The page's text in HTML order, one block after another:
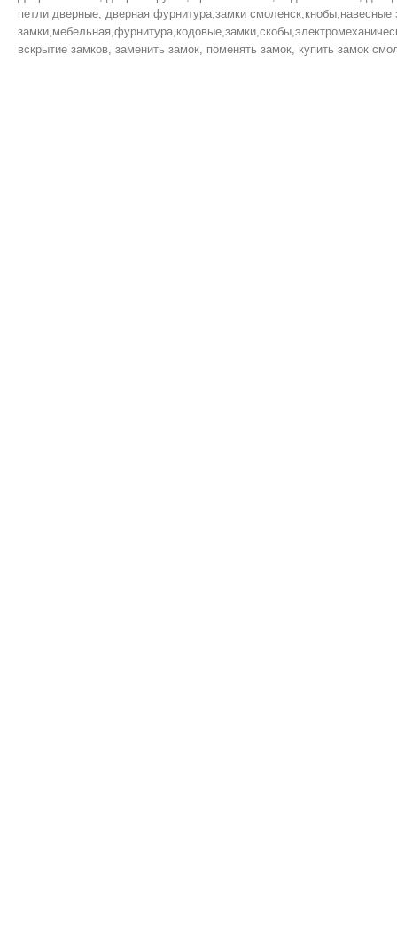
петли дверные, дверная фурнитура,замки
вскрытие замков, заменить замок, поменять замок, купить замок